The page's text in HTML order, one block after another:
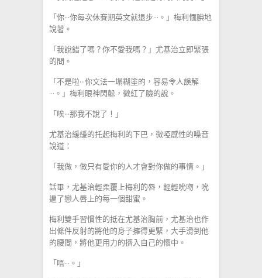
「你···你每次休賽期英文就退步···。」梅利愐腆地
說著。
「我說錯了嗎？你不愛我嗎？」尤基治立即緊張
的問。
「不是啦···你文法一塌糊塗的，容易令人誤解
···。」梅利眼神閃躲，微紅了臉的說。
「唉···那我不說了！」
尤基治緩緩的托起梅利的下巴，微啞感性的嗓音
說道：
「我做，做只有愛你的人才會對你做的事情。」
話畢，尤基治輕柔覆上梅利的唇，輕輕吮吻，吮
遍了戀人唇上的每一個甜蜜。
梅利雙手習慣性的抵在尤基治胸前，尤基治也作
出條件反射的將他的身子擁得更緊，大手滑到他
的腰間，將他更用力的擠入自己的懷中。
「唔···。」